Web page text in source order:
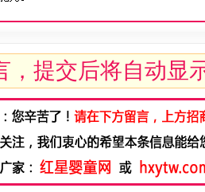
，提交后将自动显